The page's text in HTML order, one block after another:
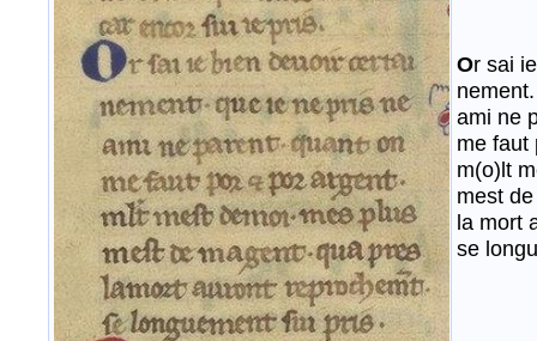
Or sai
ami ne
me faut
m(o)lt
mest
la mort
se